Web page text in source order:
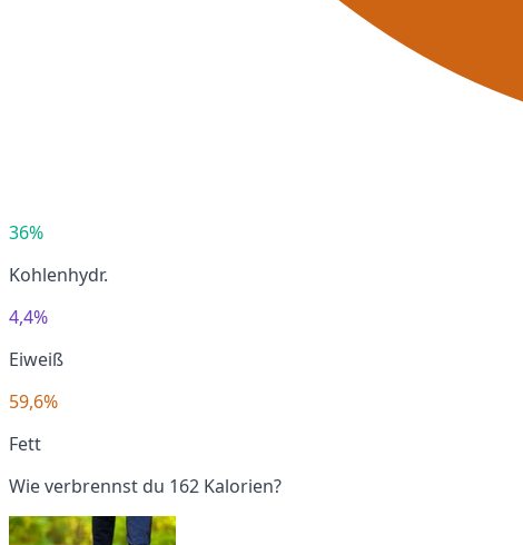
36%
Kohlenhydr.
4,4%
Eiweiß
59,6%
Fett
Wie verbrennst du 162 Kalorien?